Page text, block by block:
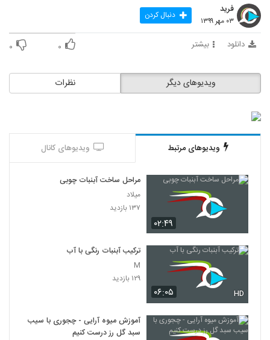
فرید
۰۳ مهر ۱۳۹۹ دنبال کردن
دانلود بیشتر ۰ ۰
نظرات ویدیوهای دیگر
ویدیوهای مرتبط ویدیوهای کانال
۰۲:۴۹
مراحل ساخت آبنبات چوبی
میلاد
۱۳۷ بازدید
۰۶:۰۵ HD
ترکیب آبنبات رنگی با آب
M
۱۲۹ بازدید
آموزش میوه آرایی - چجوری با سیب
سبد گل رز درست کنیم